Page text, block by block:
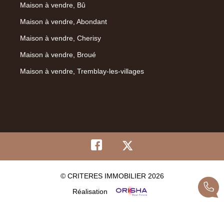
Maison à vendre, Bû
Maison à vendre, Abondant
Maison à vendre, Cherisy
Maison à vendre, Broué
Maison à vendre, Tremblay-les-villages
© CRITERES IMMOBILIER 2026
Réalisation